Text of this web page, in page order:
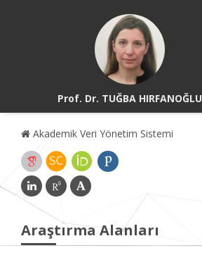
Prof. Dr. TUĞBA HIRFANOĞLU
Akademik Veri Yönetim Sistemi
Araştırma Alanları